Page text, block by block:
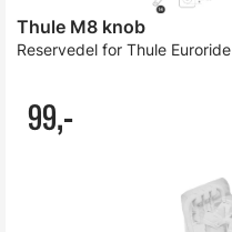
Thule M8 knob
Reservedel for Thule Euroride
99,-